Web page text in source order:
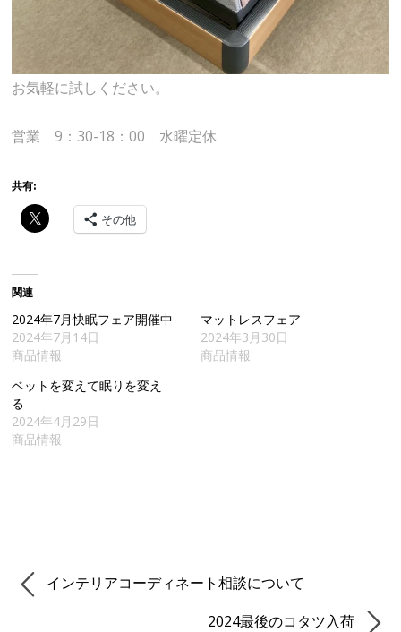
お気軽に試しください。
営業 9：30-18：00 水曜定休
共有:
その他
関連
2024年7月快眠フェア開催中
2024年7月14日
商品情報
マットレスフェア
2024年3月30日
商品情報
ベットを変えて眠りを変え
る
2024年4月29日
商品情報
インテリアコーディネート相談について
2024最後のコタツ入荷